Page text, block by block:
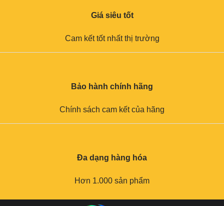
Giá siêu tốt
Cam kết tốt nhất thị trường
Bảo hành chính hãng
Chính sách cam kết của hãng
Đa dạng hàng hóa
Hơn 1.000 sản phẩm